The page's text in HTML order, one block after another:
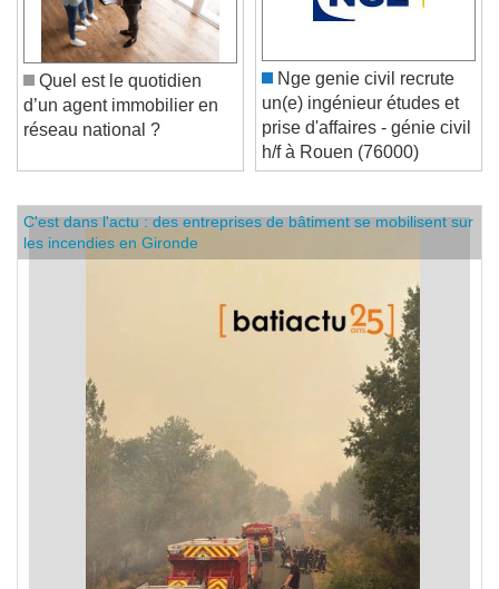
Quel est le quotidien
d’un agent immobilier en
réseau national ?
Nge genie civil recrute
un(e) ingénieur études et
prise d'affaires - génie civil
h/f à Rouen (76000)
C'est dans l'actu : des entreprises de bâtiment se mobilisent sur
les incendies en Gironde